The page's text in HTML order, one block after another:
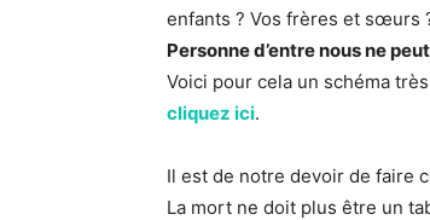
enfants ? Vos frères et sœurs
Personne d’entre nous ne
Voici pour cela un schéma
cliquez ici.
Il est de notre devoir de faire
La mort ne doit plus être un